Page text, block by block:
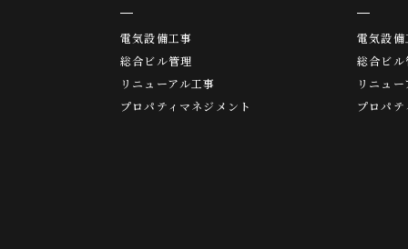
電気設備工事
総合ビル管理
リニューアル工事
プロパティマネジメント
電気設備
総合ビル
リニュ
プロパテ